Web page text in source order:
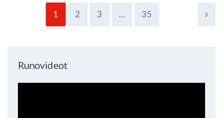
1 2 3 … 35
Runovideot